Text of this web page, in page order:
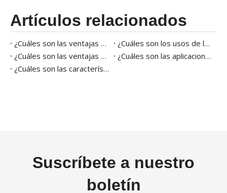
Artículos relacionados
¿Cuáles son las ventajas del sellador de bolsas?
¿Cuáles son los usos de la máquina de sellado de calor?
¿Cuáles son las ventajas de la línea de embalaje de granulos?
¿Cuáles son las aplicaciones de la máquina de sellado de calor industrial?
¿Cuáles son las características del sellador continuo?
Suscríbete a nuestro
boletín